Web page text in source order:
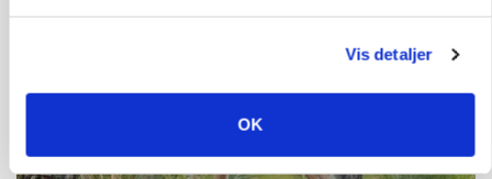
Vis detaljer
OK